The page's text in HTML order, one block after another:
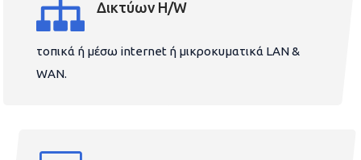
Δικτύων H/W
τοπικά ή μέσω internet ή μικροκυματικά LAN &
WAN.